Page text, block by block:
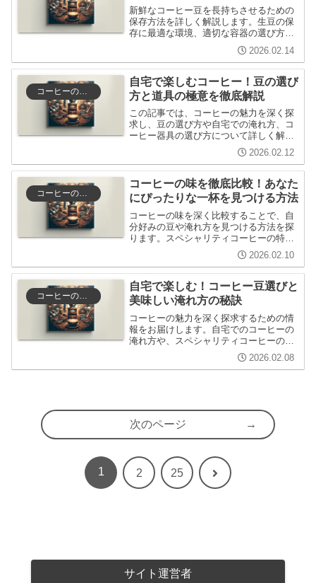
新鮮なコーヒー豆を長持ちさせるための
保存方法を詳しく解説します。生豆の保
存に最適な環境、適切な容器の選び方、
豆の品質を保つためのポイントなど、コ
ーヒー好きのあなたに役立つ情報が満載
です。
2026.02.14
自宅で楽しむコーヒー！豆の選び
方と道具の極意を徹底解説
この記事では、コーヒーの魅力を深く探
求し、豆の選び方や自宅での淹れ方、コ
ーヒー器具の選び方について詳しく解説
します。自分好みのコーヒーを見つける
ためのヒントや、文化的背景にも触れ、
より豊かなコーヒーライフを提案しま
す。
2026.02.12
コーヒーの選び方と保存
コーヒーの味を徹底比較！あなた
にぴったりな一杯を見つける方法
コーヒーの味を深く比較することで、自
分好みの豆や淹れ方を見つける方法を探
ります。スペシャリティコーヒーの特徴
や、ブレンドとシングルオリジンの違
い、淹れ方のテクニックなどを詳しく解
説し、コーヒー好きのあなたを新たな発
見へと導きます。
2026.02.10
コーヒーの選び方と保存
自宅で楽しむ！コーヒー豆選びと
美味しい淹れ方の秘訣
コーヒーの魅力を深く探求するための情
報をお届けします。自宅でのコーヒーの
淹れ方や、スペシャリティコーヒーの選
び方、コーヒーと食べ物のペアリングに
ついての知識を深め、あなたのコーヒー
2026.02.08
次のページ
1 2 25 次
サイト運営者